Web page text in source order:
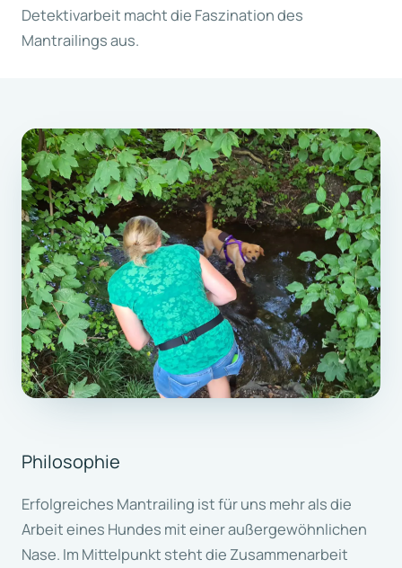
Detektivarbeit macht die Faszination des
Mantrailings aus.
Philosophie
Erfolgreiches Mantrailing ist für uns mehr als die
Arbeit eines Hundes mit einer außergewöhnlichen
Nase. Im Mittelpunkt steht die Zusammenarbeit